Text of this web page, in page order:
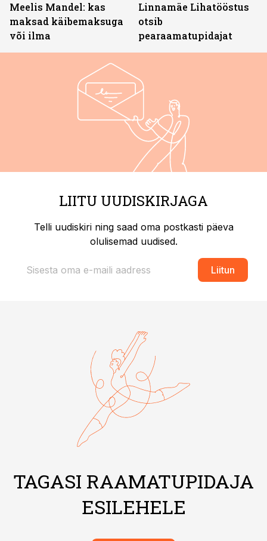
Meelis Mandel: kas
maksad käibemaksuga
või ilma
Linnamäe Lihatööstus
otsib
pearaamatupidajat
LIITU UUDISKIRJAGA
Telli uudiskiri ning saad oma postkasti päeva
olulisemad uudised.
Liitun
TAGASI RAAMATUPIDAJA
ESILEHELE